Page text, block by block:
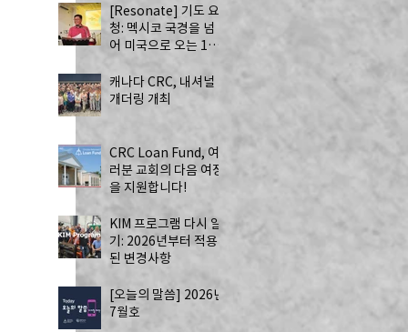
[Resonate] 기도 요
청: 멕시코 국경을 넘
어 미국으로 오는 13
나님의 치유를 전하는
사역
캐나다 CRC, 내셔널
개더링 개최
CRC Loan Fund, 여
러분 교회의 다음 여정
을 지원합니다!
KIM 프로그램 다시 알
기: 2026년부터 적용
된 변경사항
[오늘의 말씀] 2026년
7월호